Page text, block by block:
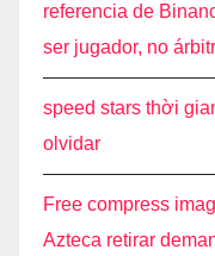
referencia de
ser jugador, no
speed stars thời
olvidar
Free compress
Azteca retirar